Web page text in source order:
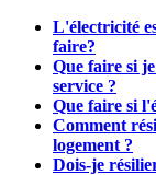
L'électricité
faire?
Que faire si
service ?
Que faire si
Comment
logement ?
Dois-je